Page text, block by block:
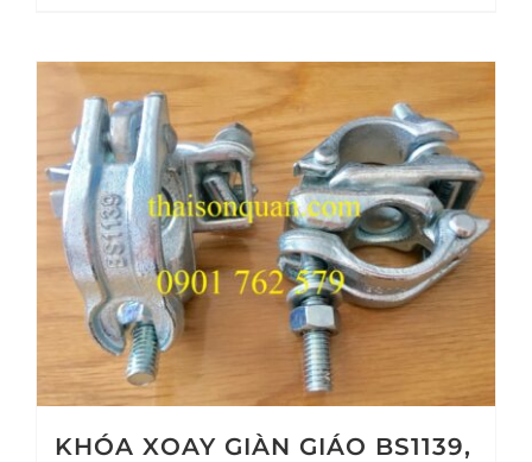
KHÓA XOAY GIÀN GIÁO BS1139,